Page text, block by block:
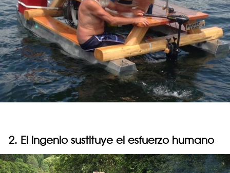
2. El ingenio sustituye el esfuerzo humano